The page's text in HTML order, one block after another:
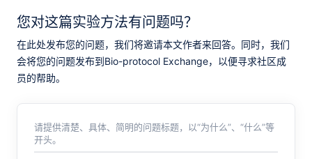
您对这篇实验方法有问题吗？
在此处发布您的问题，我们将邀请本文作者来回答。同时，我们
会将您的问题发布到Bio-protocol Exchange，以便寻求社区成
员的帮助。
请提供清楚、具体、简明的问题标题，以“为什么”、“什么”等
开头。